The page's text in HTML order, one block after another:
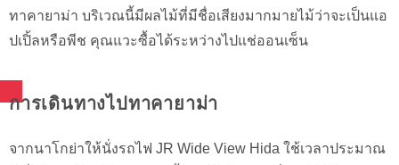
ทาคายาม่า บริเวณนี้มีผลไม้ที่มีชื่อเสียงมากมายไม้ว่าจะเป็นแอ
ปเปิ้ลหรือพีช คุณแวะซื้อได้ระหว่างไปแช่ออนเซ็น
การเดินทางไปทาคายาม่า
จากนาโกย่าให้นั่งรถไฟ JR Wide View Hida ใช้เวลาประมาณ